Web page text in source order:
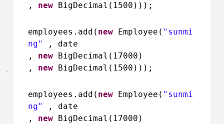
, new BigDecimal(1500)));
employees.add( new Employee( "sunmi
ng"
, date
, new BigDecimal(17000)
, new BigDecimal(1500)));
employees.add( new Employee( "sunmi
ng"
, date
, new BigDecimal(17000)